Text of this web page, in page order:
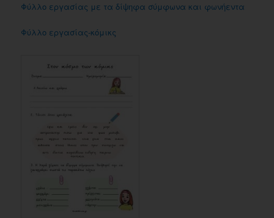
Φύλλο εργασίας με τα δίψηφα σύμφωνα και φωνήεντα
Φύλλο εργασίας-κόμικς